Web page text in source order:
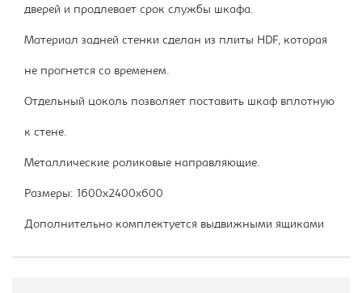
дверей и продлевает срок службы шкафа.
Материал задней стенки сделан из плиты HDF, которая
не прогнется со временем.
Отдельный цоколь позволяет поставить шкаф вплотную
к стене.
Металлические роликовые направляющие.
Размеры: 1600х2400х600
Дополнительно комплектуется выдвижными ящиками